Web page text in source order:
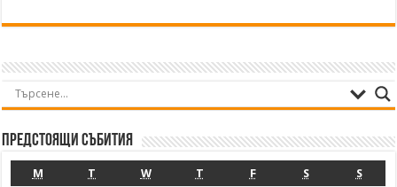
Предстоящи събития
M T W T F S S